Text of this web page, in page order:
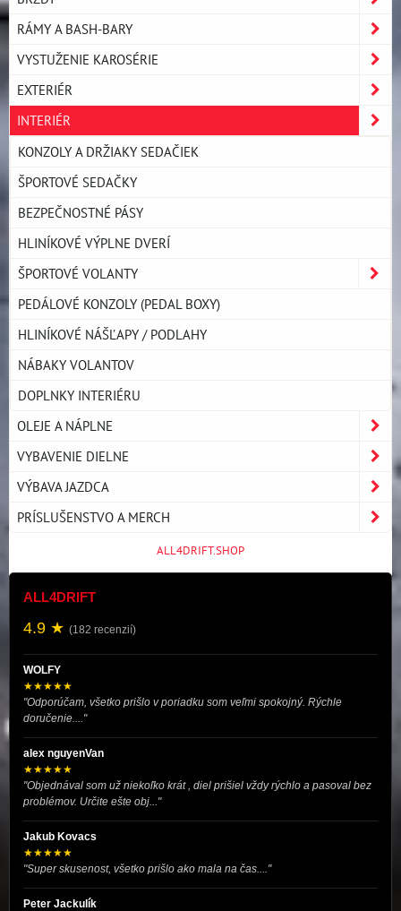
RÁMY A BASH-BARY
VYSTUŽENIE KAROSÉRIE
EXTERIÉR
INTERIÉR
KONZOLY A DRŽIAKY SEDAČIEK
ŠPORTOVÉ SEDAČKY
BEZPEČNOSTNÉ PÁSY
HLINÍKOVÉ VÝPLNE DVERÍ
ŠPORTOVÉ VOLANTY
PEDÁLOVÉ KONZOLY (PEDAL BOXY)
HLINÍKOVÉ NÁŠĽAPY / PODLAHY
NÁBAKY VOLANTOV
DOPLNKY INTERIÉRU
OLEJE A NÁPLNE
VYBAVENIE DIELNE
VÝBAVA JAZDCA
PRÍSLUŠENSTVO A MERCH
ALL4DRIFT.SHOP
ALL4DRIFT
4.9 ★ (182 recenzií)
WOLFY
★★★★★
"Odporúčam, všetko prišlo v poriadku som veľmi spokojný. Rýchle
doručenie...."
alex nguyenVan
★★★★★
"Objednával som už niekoľko krát , diel prišiel vždy rýchlo a pasoval bez
problémov. Určite ešte obj..."
Jakub Kovacs
★★★★★
"Super skusenost, všetko prišlo ako mala na čas...."
Peter Jackulík